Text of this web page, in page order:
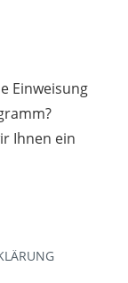
Einweisung
Ihnen ein